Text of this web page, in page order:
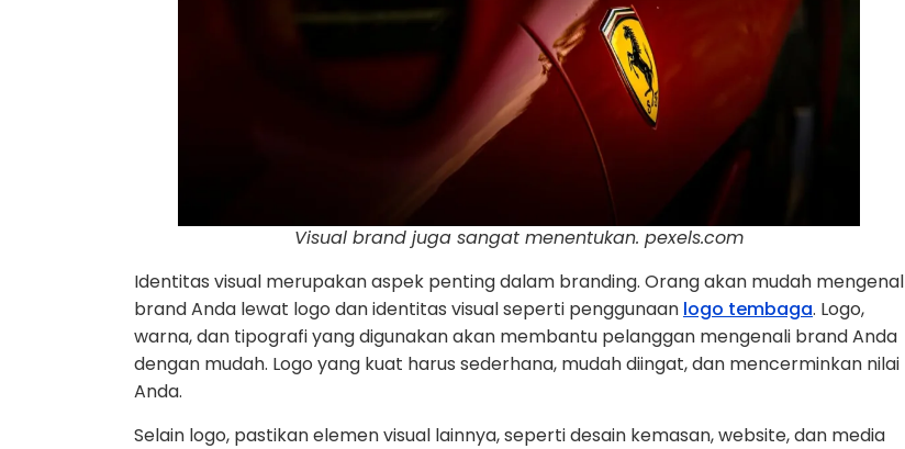
Visual brand juga sangat menentukan. pexels.com
Identitas visual merupakan aspek penting dalam branding. Orang akan mudah mengenal
brand Anda lewat logo dan identitas visual seperti penggunaan logo tembaga. Logo,
warna, dan tipografi yang digunakan akan membantu pelanggan mengenali brand Anda
dengan mudah. Logo yang kuat harus sederhana, mudah diingat, dan mencerminkan nilai
Anda.
Selain logo, pastikan elemen visual lainnya, seperti desain kemasan, website, dan media